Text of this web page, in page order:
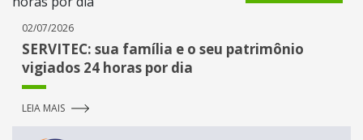
02/07/2026
SERVITEC: sua família e o seu patrimônio
vigiados 24 horas por dia
LEIA MAIS